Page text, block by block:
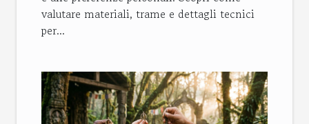
valutare materiali, trame e dettagli tecnici
per...